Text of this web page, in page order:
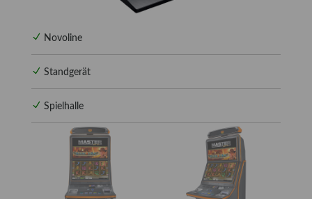
Novoline
Standgerät
Spielhalle